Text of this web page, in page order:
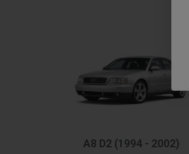
A8 D2 (1994 - 2002)